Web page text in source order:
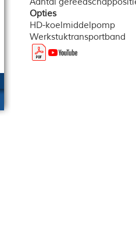
Opties
HD-koelmiddelpomp
Werkstuktransportband